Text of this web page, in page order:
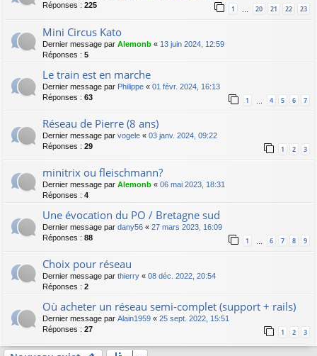
Réponses : 225 1 20 21 22 23
Mini Circus Kato
Dernier message par Alemonb « 13 juin 2024, 12:59
Réponses : 5
Le train est en marche
Dernier message par Philippe « 01 févr. 2024, 16:13
Réponses : 63 1 4 5 6 7
Réseau de Pierre (8 ans)
Dernier message par vogele « 03 janv. 2024, 09:22
Réponses : 29 1 2 3
minitrix ou fleischmann?
Dernier message par Alemonb « 06 mai 2023, 18:31
Réponses : 4
Une évocation du PO / Bretagne sud
Dernier message par dany56 « 27 mars 2023, 16:09
Réponses : 88 1 6 7 8 9
Choix pour réseau
Dernier message par thierry « 08 déc. 2022, 20:54
Réponses : 2
Où acheter un réseau semi-complet (support + rails)
Dernier message par Alain1959 « 25 sept. 2022, 15:51
Réponses : 27 1 2 3